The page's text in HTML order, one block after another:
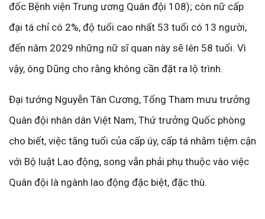
đốc Bệnh viện Trung ương Quân đội 108); còn nữ cấp
đại tá chỉ có 2%, độ tuổi cao nhất 53 tuổi có 13 người,
đến năm 2029 những nữ sĩ quan này sẽ lên 58 tuổi. Vì
vậy, ông Dũng cho rằng không cần đặt ra lộ trình.
Đại tướng Nguyễn Tân Cương, Tổng Tham mưu trưởng
Quân đội nhân dân Việt Nam, Thứ trưởng Quốc phòng
cho biết, việc tăng tuổi của cấp úy, cấp tá nhằm tiệm cận
với Bộ luật Lao động, song vẫn phải phụ thuộc vào việc
Quân đội là ngành lao động đặc biệt, đặc thù.